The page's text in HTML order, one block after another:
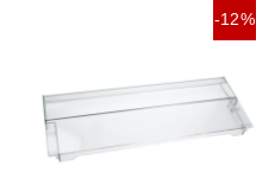
-12%